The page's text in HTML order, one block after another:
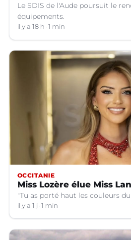
Le SDIS de l'Aude poursuit le
équipements.
il y a 18 h 1 min
OCCITANIE
Miss Lozère élue Miss
"Tu as porté haut les couleurs
il y a 1 j 1 min